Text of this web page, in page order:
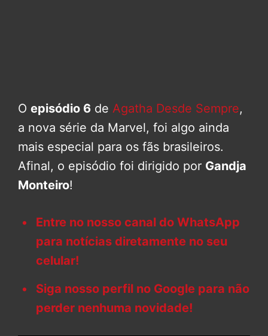
O episódio 6 de Agatha Desde Sempre,
a nova série da Marvel, foi algo ainda
mais especial para os fãs brasileiros.
Afinal, o episódio foi dirigido por Gandja
Monteiro!
Entre no nosso canal do WhatsApp
para notícias diretamente no seu
celular!
Siga nosso perfil no Google para não
perder nenhuma novidade!